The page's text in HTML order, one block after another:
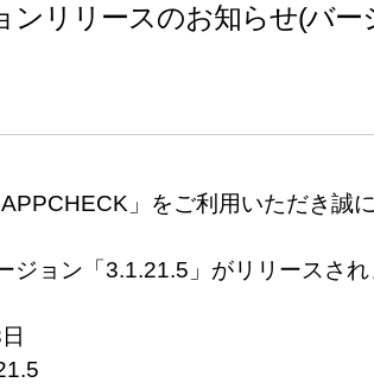
ンリリースのお知らせ(バー
」をご利用いただき誠
ョン「3.1.21.5」がリリースされ